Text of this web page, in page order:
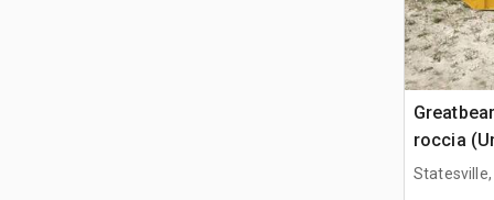
roccia
Statesville,